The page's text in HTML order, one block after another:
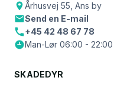
Århusvej 55, Ans by
Send en E-mail
+45 42 48 67 78
Man-Lør 06:00 - 22:00
SKADEDYR